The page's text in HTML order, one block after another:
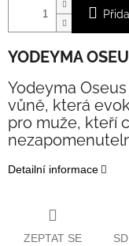
YODEYMA
Yodeyma
vůně, která
pro muže, kteří
Detailní informace
ZEPTAT SE